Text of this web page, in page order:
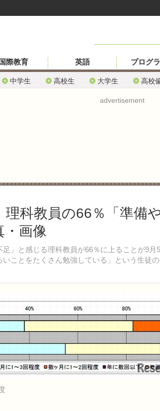
中学生 高校生 大学生 高校
国際教育 英語 プログ
advertisement
理科教員の66％「準備
・画像
」と感じる理科教員が66％に上ることが9月
ことをたくさん勉強している」という生徒